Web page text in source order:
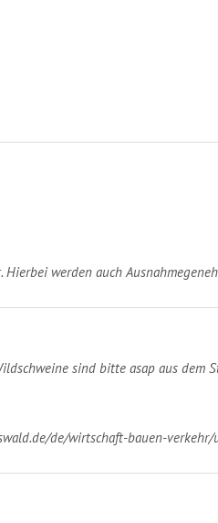
werden auch
sind bitte asap aus dem
de/wirtschaft-bauen-